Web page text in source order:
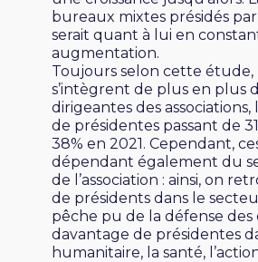
bureaux mixtes présidés
serait quant à lui en
augmentation.
Toujours selon cette étude,
s’intègrent de plus en plus
dirigeantes des
de présidentes passant de
38% en 2021. Cependant,
dépendant également du
de l’association : ainsi, on
de présidents dans le
pêche pu de la défense des
davantage de présidentes
humanitaire, la santé,